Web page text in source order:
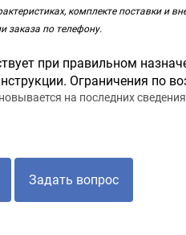
комплекте поставки и
заказа по телефону.
при правильном
Ограничения по
на последних
Задать вопрос